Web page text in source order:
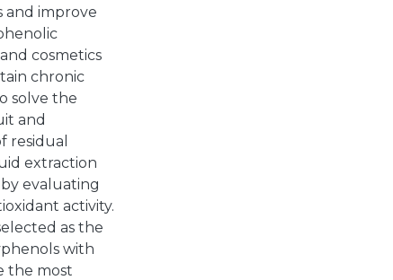
and improve
cosmetics
chronic
solve the
and
residual
extraction
evaluating
activity.
as the
with
the most